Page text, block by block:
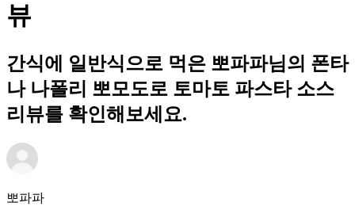
뷰
간식에 일반식으로 먹은 뽀파파님의 폰타
나 나폴리 뽀모도로 토마토 파스타 소스
리뷰를 확인해보세요.
뽀파파